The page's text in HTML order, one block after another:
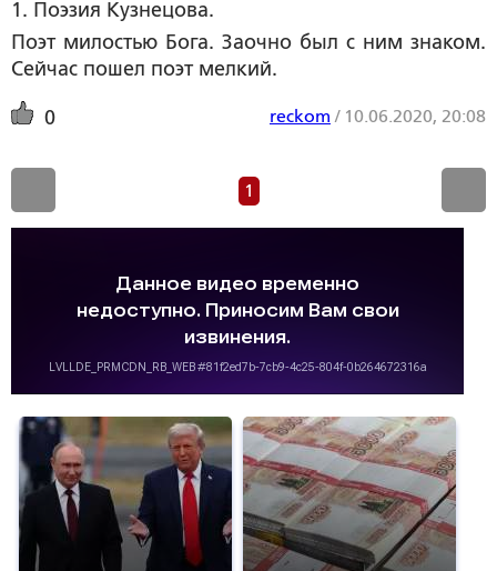
1. Поэзия Кузнецова.
Поэт милостью Бога. Заочно был с ним знаком.
Сейчас пошел поэт мелкий.
0 reckom / 10.06.2020, 20:08
1